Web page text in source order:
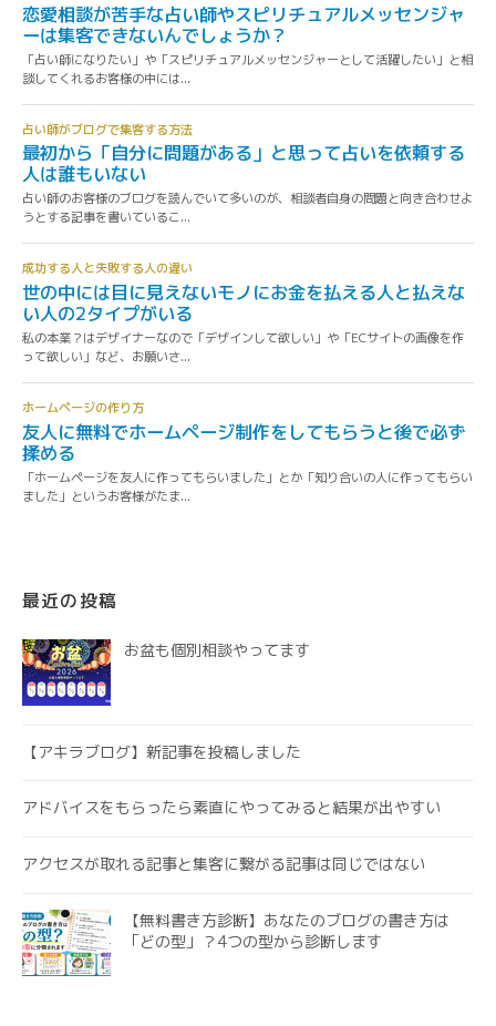
最近の投稿
お盆も個別相談やってます
【アキラブログ】新記事を投稿しました
アドバイスをもらったら素直にやってみると結果が出やすい
アクセスが取れる記事と集客に繋がる記事は同じではない
【無料書き方診断】あなたのブログの書き方は
「どの型」？4つの型から診断します